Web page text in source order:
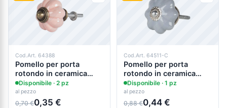
Cod.Art. 64388
Pomello per porta
rotondo in ceramica
vintage - cm.4x4H
Disponibile · 2 pz
al pezzo
0,70 €0,35 €
Cod.Art. 64511-C
Pomello per porta
rotondo in ceramica
vintage cm.4x4h, due
colori
Disponibile · 1 pz
al pezzo
0,88 €0,44 €